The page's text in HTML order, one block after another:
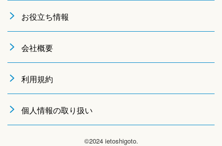
お役立ち情報
会社概要
利用規約
個人情報の取り扱い
©2024 ietoshigoto.